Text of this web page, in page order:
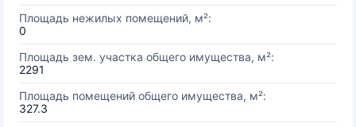
Площадь нежилых помещений, м²:
0
Площадь зем. участка общего имущества, м²:
2291
Площадь помещений общего имущества, м²:
327.3